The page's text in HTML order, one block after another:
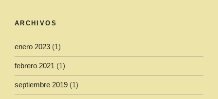
ARCHIVOS
enero 2023 (1)
febrero 2021 (1)
septiembre 2019 (1)